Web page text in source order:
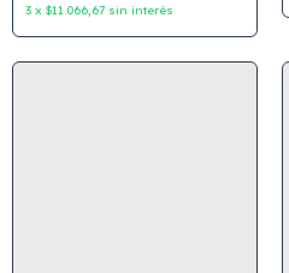
3 x $11.066,67 sin interés